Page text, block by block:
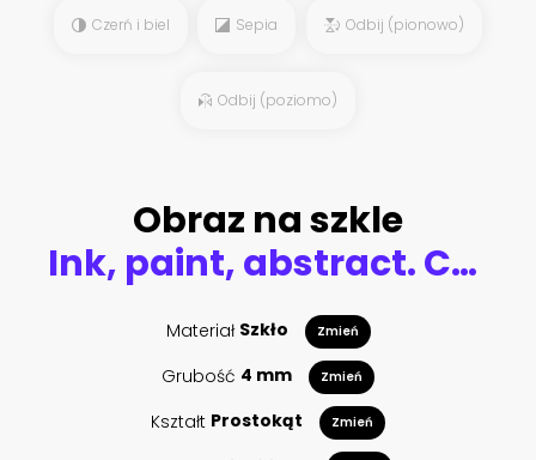
Czerń i biel Sepia Odbij (pionowo)
Odbij (poziomo)
Obraz na szkle
Ink, paint, abstract. Closeup of the painting. Colorful abstract painting background. Highly-textured oil paint. High quality details. Alcohol ink modern abstract painting, modern contemporary art.
Materiał Szkło Zmień
Grubość 4 mm Zmień
Kształt Prostokąt Zmień